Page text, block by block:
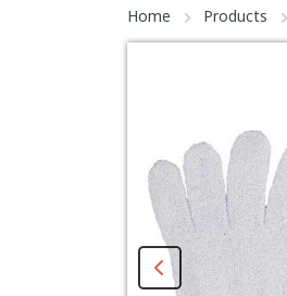
Face serum
water
Mouth Spray
stock clearance
Lip & Cheek Mud
Home Products